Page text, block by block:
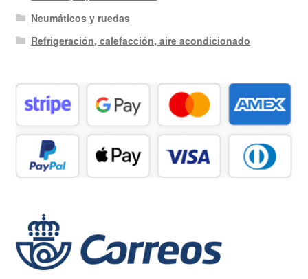
Neumáticos y ruedas
Refrigeración, calefacción, aire acondicionado